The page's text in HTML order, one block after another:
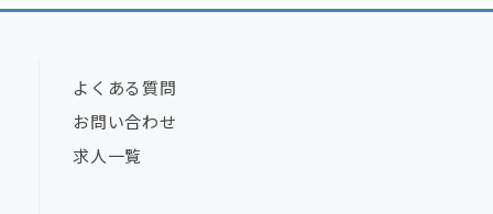
よくある質問
お問い合わせ
求人一覧